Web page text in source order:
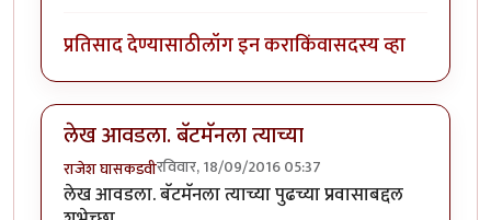
प्रतिसाद देण्यासाठीलॉग इन कराकिंवासदस्य व्हा
लेख आवडला. बॅटमॅनला त्याच्या
राजेश घासकडवीरविवार, 18/09/2016 05:37
लेख आवडला. बॅटमॅनला त्याच्या पुढच्या प्रवासाबद्दल